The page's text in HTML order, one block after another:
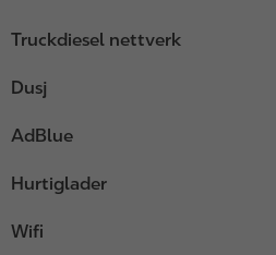
Truckdiesel nettverk
Dusj
AdBlue
Hurtiglader
Wifi